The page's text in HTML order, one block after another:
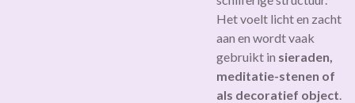
Het voelt licht en zacht
aan en wordt vaak
gebruikt in sieraden,
meditatie-stenen of
als decoratief object.